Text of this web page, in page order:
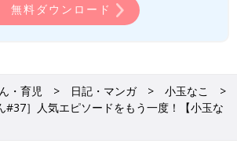
無料ダウンロード
・育児 日記・マンガ
小玉なこ
#37］人気エピソードをもう一度！【小玉な